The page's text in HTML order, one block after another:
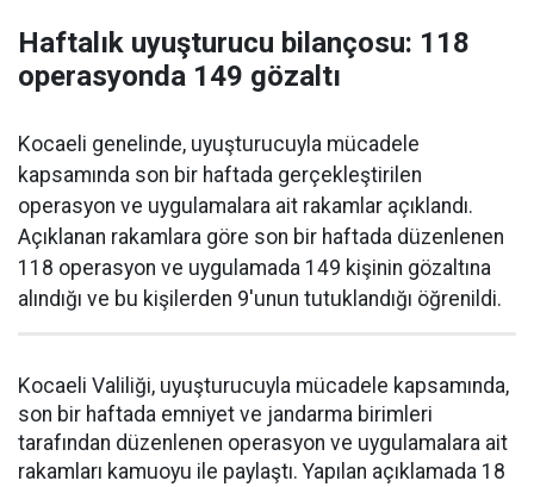
Haftalık uyuşturucu bilançosu: 118
operasyonda 149 gözaltı
Kocaeli genelinde, uyuşturucuyla mücadele
kapsamında son bir haftada gerçekleştirilen
operasyon ve uygulamalara ait rakamlar açıklandı.
Açıklanan rakamlara göre son bir haftada düzenlenen
118 operasyon ve uygulamada 149 kişinin gözaltına
alındığı ve bu kişilerden 9'unun tutuklandığı öğrenildi.
Kocaeli Valiliği, uyuşturucuyla mücadele kapsamında,
son bir haftada emniyet ve jandarma birimleri
tarafından düzenlenen operasyon ve uygulamalara ait
rakamları kamuoyu ile paylaştı. Yapılan açıklamada 18